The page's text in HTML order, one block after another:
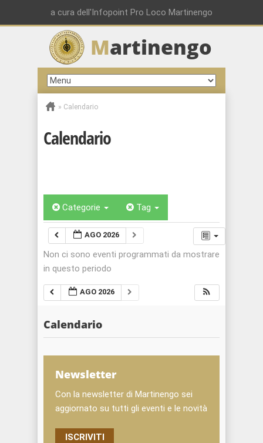
a cura dell'Infopoint Pro Loco Martinengo
Martinengo
» Calendario
Calendario
Categorie Tag
AGO 2026
Non ci sono eventi programmati da mostrare
in questo periodo
AGO 2026
Calendario
Newsletter
Con la newsletter di Martinengo sei
aggiornato su tutti gli eventi e le novità
ISCRIVITI